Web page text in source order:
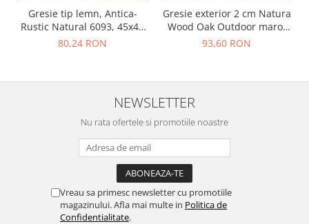
Gresie tip lemn, Antica-
Rustic Natural 6093, 45x45
cm, portelanata, bej, finisaj
80,24 RON
Gresie exterior 2 cm Natura
Wood Oak Outdoor maro,
0.73mp/cut
93,60 RON
NEWSLETTER
Nu rata ofertele si promotiile noastre
Vreau sa primesc newsletter cu promotiile
magazinului. Afla mai multe in Politica de
Confidentialitate.